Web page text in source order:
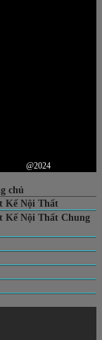
@2024
chủ
Kế Nội Thất
Kế Nội Thất Chung